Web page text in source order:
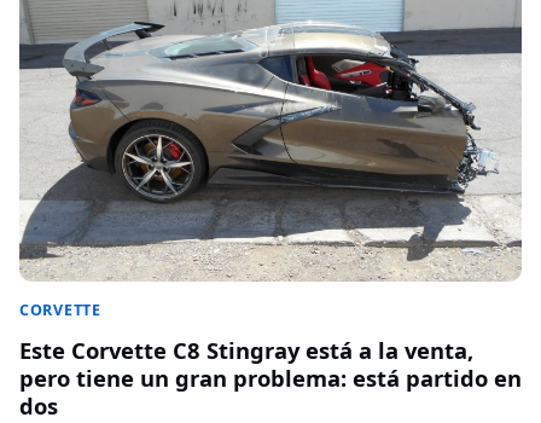
CORVETTE
Este Corvette C8 Stingray está a la venta,
pero tiene un gran problema: está partido en
dos